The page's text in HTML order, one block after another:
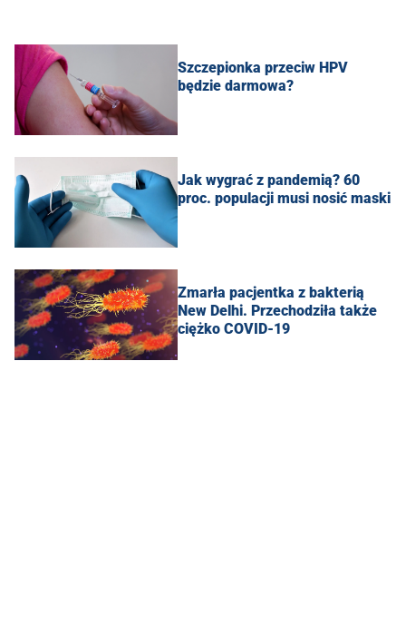
Szczepionka przeciw HPV
będzie darmowa?
Jak wygrać z pandemią? 60
proc. populacji musi nosić maski
Zmarła pacjentka z bakterią
New Delhi. Przechodziła także
ciężko COVID-19